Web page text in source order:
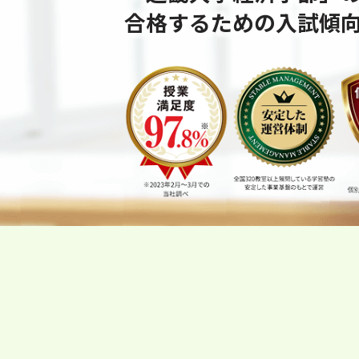
合格するための⼊試傾